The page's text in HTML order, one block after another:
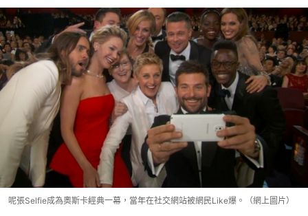
呢張Selfie成為奧斯卡經典一幕，當年在社交網站被網民Like爆。（網上圖片）